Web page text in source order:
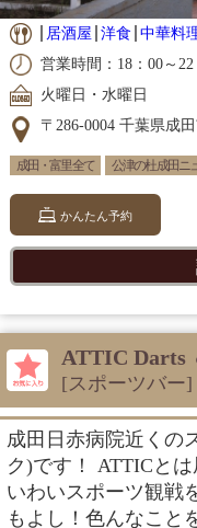
居酒屋 洋食 中華料
営業時間：18：00～
火曜日・水曜日
〒286-0004 千葉県成
成田・富里 全て 公津の杜 成田ニ
かんたん予約
ATTIC Darts
[スポーツバー]
成田日赤病院近くの
ク)です！ ATTICと
いわいスポーツ観戦
もよし！色んなこと